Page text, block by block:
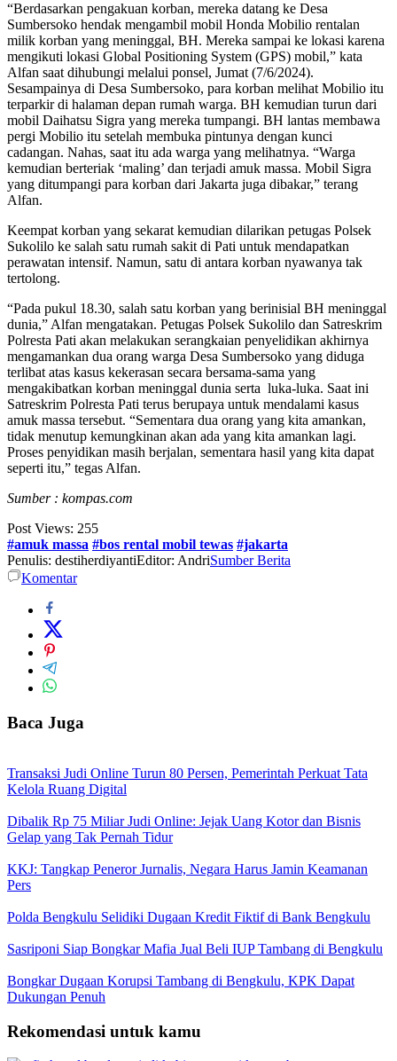
“Berdasarkan pengakuan korban, mereka datang ke Desa
Sumbersoko hendak mengambil mobil Honda Mobilio rentalan
milik korban yang meninggal, BH. Mereka sampai ke lokasi karena
mengikuti lokasi Global Positioning System (GPS) mobil,” kata
Alfan saat dihubungi melalui ponsel, Jumat (7/6/2024).
Sesampainya di Desa Sumbersoko, para korban melihat Mobilio itu
terparkir di halaman depan rumah warga. BH kemudian turun dari
mobil Daihatsu Sigra yang mereka tumpangi. BH lantas membawa
pergi Mobilio itu setelah membuka pintunya dengan kunci
cadangan. Nahas, saat itu ada warga yang melihatnya. “Warga
kemudian berteriak ‘maling’ dan terjadi amuk massa. Mobil Sigra
yang ditumpangi para korban dari Jakarta juga dibakar,” terang
Alfan.
Keempat korban yang sekarat kemudian dilarikan petugas Polsek
Sukolilo ke salah satu rumah sakit di Pati untuk mendapatkan
perawatan intensif. Namun, satu di antara korban nyawanya tak
tertolong.
“Pada pukul 18.30, salah satu korban yang berinisial BH meninggal
dunia,” Alfan mengatakan. Petugas Polsek Sukolilo dan Satreskrim
Polresta Pati akan melakukan serangkaian penyelidikan akhirnya
mengamankan dua orang warga Desa Sumbersoko yang diduga
terlibat atas kasus kekerasan secara bersama-sama yang
mengakibatkan korban meninggal dunia serta luka-luka. Saat ini
Satreskrim Polresta Pati terus berupaya untuk mendalami kasus
amuk massa tersebut. “Sementara dua orang yang kita amankan,
tidak menutup kemungkinan akan ada yang kita amankan lagi.
Proses penyidikan masih berjalan, sementara hasil yang kita dapat
seperti itu,” tegas Alfan.
Sumber : kompas.com
Post Views: 255
#amuk massa #bos rental mobil tewas #jakarta
Penulis: destiherdiyantiEditor: AndriSumber Berita
Komentar
Baca Juga
Transaksi Judi Online Turun 80 Persen, Pemerintah Perkuat Tata
Kelola Ruang Digital
Dibalik Rp 75 Miliar Judi Online: Jejak Uang Kotor dan Bisnis
Gelap yang Tak Pernah Tidur
KKJ: Tangkap Peneror Jurnalis, Negara Harus Jamin Keamanan
Pers
Polda Bengkulu Selidiki Dugaan Kredit Fiktif di Bank Bengkulu
Sasriponi Siap Bongkar Mafia Jual Beli IUP Tambang di Bengkulu
Bongkar Dugaan Korupsi Tambang di Bengkulu, KPK Dapat
Dukungan Penuh
Rekomendasi untuk kamu